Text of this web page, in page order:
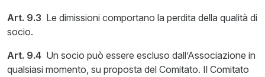
Art. 9.3 Le dimissioni comportano la perdita della qualità di
socio.
Art. 9.4 Un socio può essere escluso dall’Associazione in
qualsiasi momento, su proposta del Comitato. Il Comitato